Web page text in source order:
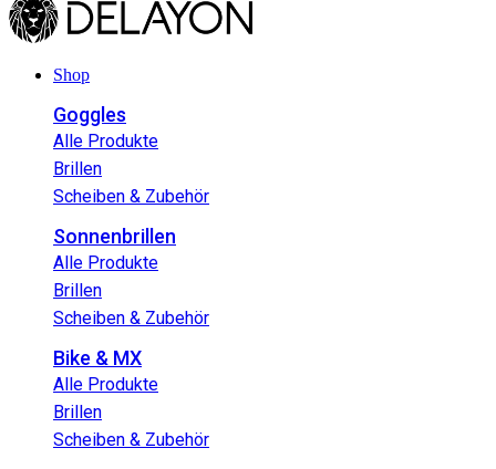
Shop
Goggles
Alle Produkte
Brillen
Scheiben & Zubehör
Sonnenbrillen
Alle Produkte
Brillen
Scheiben & Zubehör
Bike & MX
Alle Produkte
Brillen
Scheiben & Zubehör